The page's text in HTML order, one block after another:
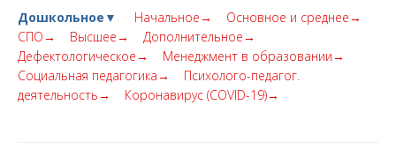
Дошкольное▼ Начальное→
Основное и среднее→
СПО→
Высшее→
Дополнительное→
Дефектологическое→
Менеджмент в образовании→
Социальная педагогика→
Психолого-педагог.
деятельность→
Коронавирус (COVID-19)→